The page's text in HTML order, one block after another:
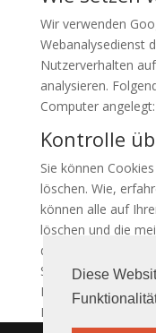
Diese
Wir verwenden
Webanalysedienst
Nutzerverhalten
analysieren.
Computer angelegt:
Kontrolle
Sie können
löschen. Wie,
können alle auf
löschen und die
die Ablage von
Sie aber
Besuch einer Seite
Beeinträchtigung